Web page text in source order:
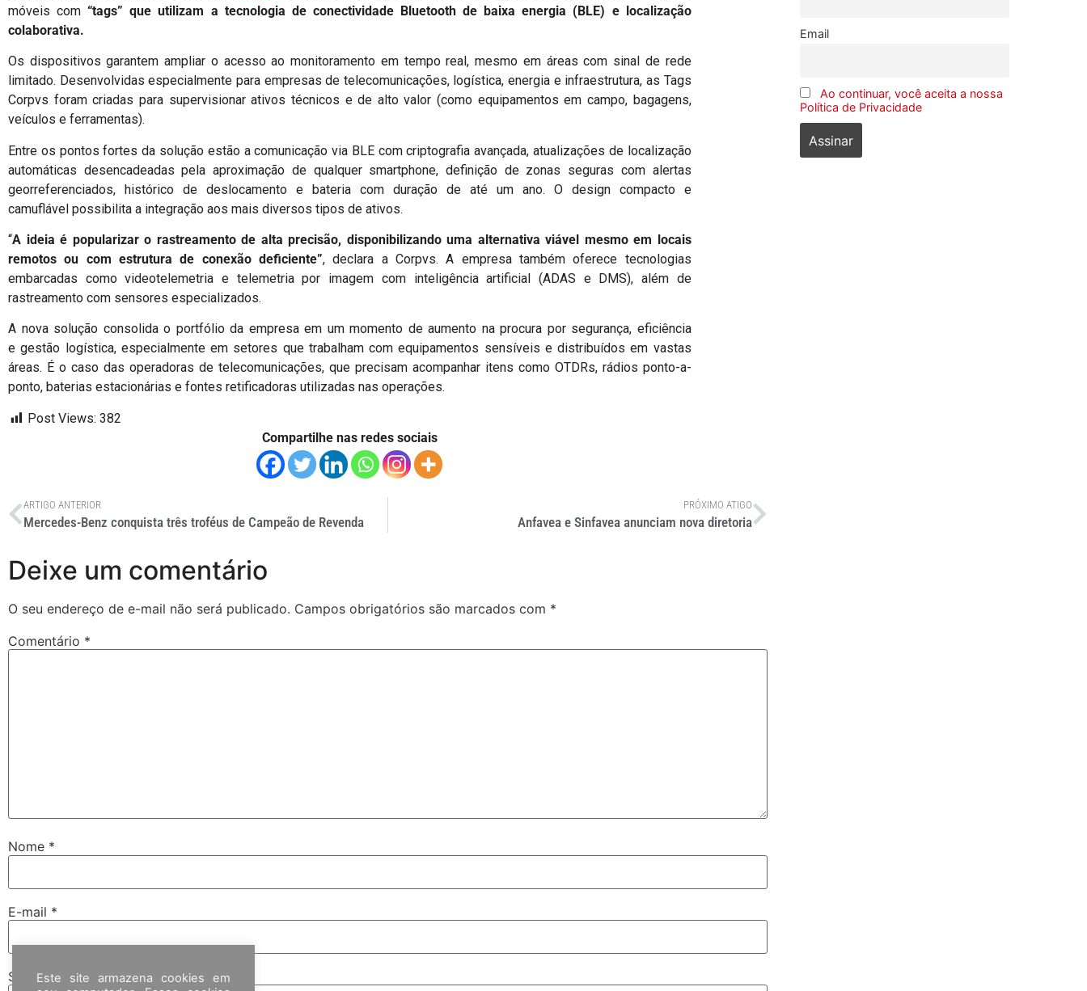
móveis com“tags” que utilizam a tecnologia de conectividade Bluetooth de baixa energia (BLE) e localização
colaborativa.
Os dispositivos garantem ampliar o acesso ao monitoramento em tempo real, mesmo em áreas com sinal de rede
limitado. Desenvolvidas especialmente para empresas de telecomunicações, logística, energia e infraestrutura, as Tags
Corpvs foram criadas para supervisionar ativos técnicos e de alto valor (como equipamentos em campo, bagagens,
veículos e ferramentas).
Entre os pontos fortes da solução estão a comunicação via BLE com criptografia avançada, atualizações de localização
automáticas desencadeadas pela aproximação de qualquer smartphone, definição de zonas seguras com alertas
georreferenciados, histórico de deslocamento e bateria com duração de até um ano. O design compacto e
camuflável possibilita a integração aos mais diversos tipos de ativos.
“A ideia é popularizar o rastreamento de alta precisão, disponibilizando uma alternativa viável mesmo em locais
remotos ou com estrutura de conexão deficiente”, declara a Corpvs. A empresa também oferece tecnologias
embarcadas como videotelemetria e telemetria por imagem com inteligência artificial (ADAS e DMS), além de
rastreamento com sensores especializados.
A nova solução consolida o portfólio da empresa em um momento de aumento na procura por segurança, eficiência
e gestão logística, especialmente em setores que trabalham com equipamentos sensíveis e distribuídos em vastas
áreas. É o caso das operadoras de telecomunicações, que precisam acompanhar itens como OTDRs, rádios ponto-a-
ponto, baterias estacionárias e fontes retificadoras utilizadas nas operações.
Post Views: 382
Compartilhe nas redes sociais
ARTIGO ANTERIOR
Mercedes-Benz conquista três troféus de Campeão de Revenda
PRÓXIMO ATIGO
Anfavea e Sinfavea anunciam nova diretoria
Deixe um comentário
O seu endereço de e-mail não será publicado. Campos obrigatórios são marcados com *
Comentário *
Nome *
E-mail *
Site
Email
Ao continuar, você aceita a nossa
Política de Privacidade
Este site armazena cookies em